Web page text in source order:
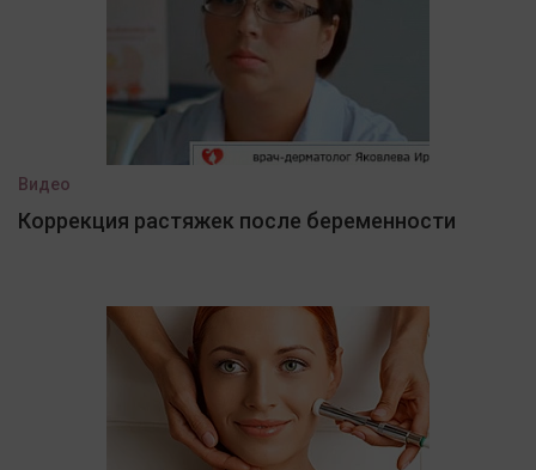
Видео
Коррекция растяжек после беременности